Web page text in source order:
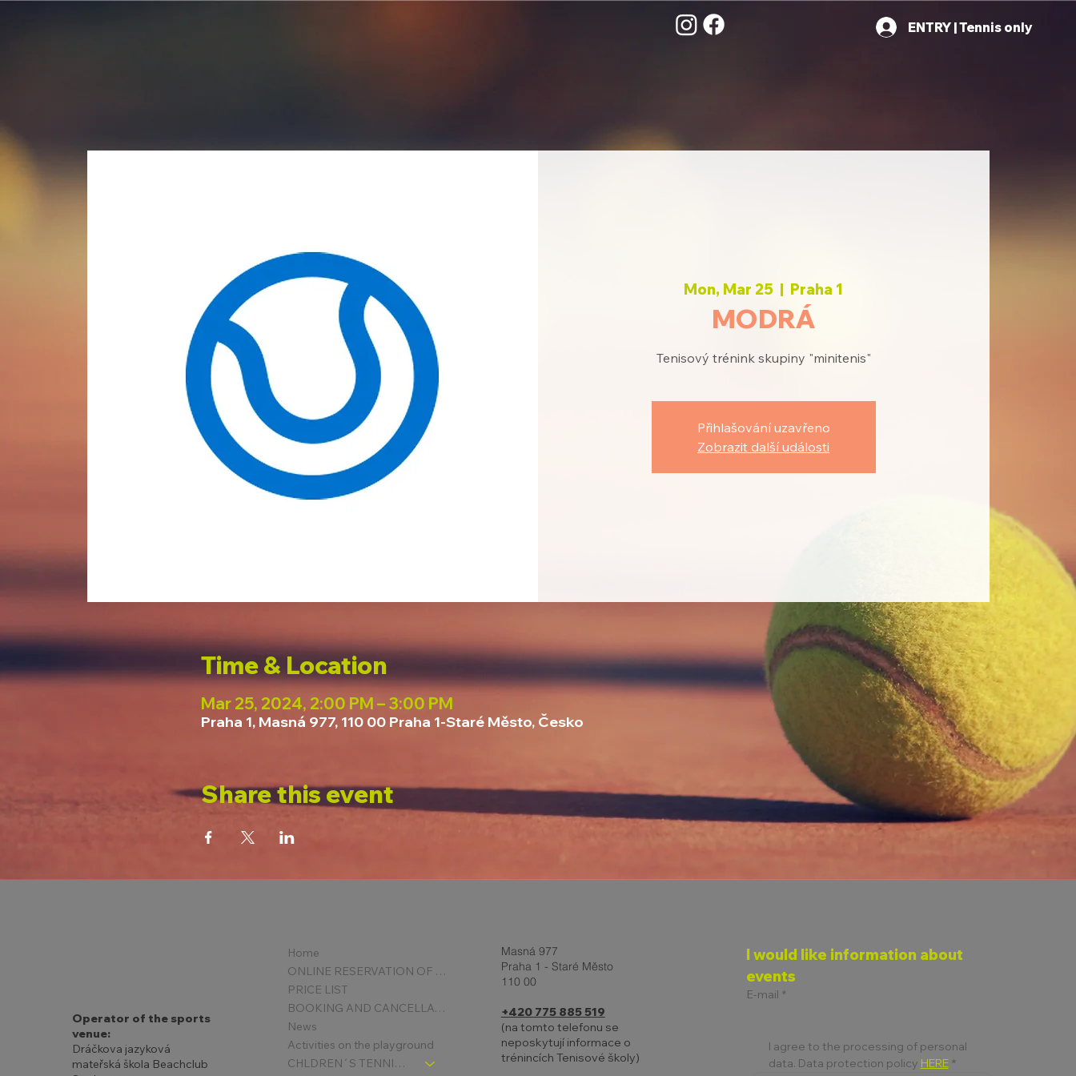
ENTRY | Tennis only
Mon, Mar 25
  |
Praha 1
MODRÁ
Tenisový trénink skupiny "minitenis"
Přihlašování uzavřeno
Zobrazit další události
Time & Location
Mar 25, 2024, 2:00 PM – 3:00 PM
Praha 1, Masná 977, 110 00 Praha 1-Staré Město, Česko
Share this event
Operator of the sports
venue:
Dráčkova jazyková
mateřská škola Beachclub
Home
ONLINE RESERVATION OF COURTS
PRICE LIST
BOOKING AND CANCELLATION
News
Activities on the playground
CHLDREN´S TENNIS SCHOOL - SIGNPOST
Masná 977
Praha 1 - Staré Město
110 00
+420 775 885 519
(na tomto telefonu se
neposkytují informace o
trénincích Tenisové školy)
I would like information about
events
E-mail *
I agree to the processing of personal
data. Data protection policy HERE *